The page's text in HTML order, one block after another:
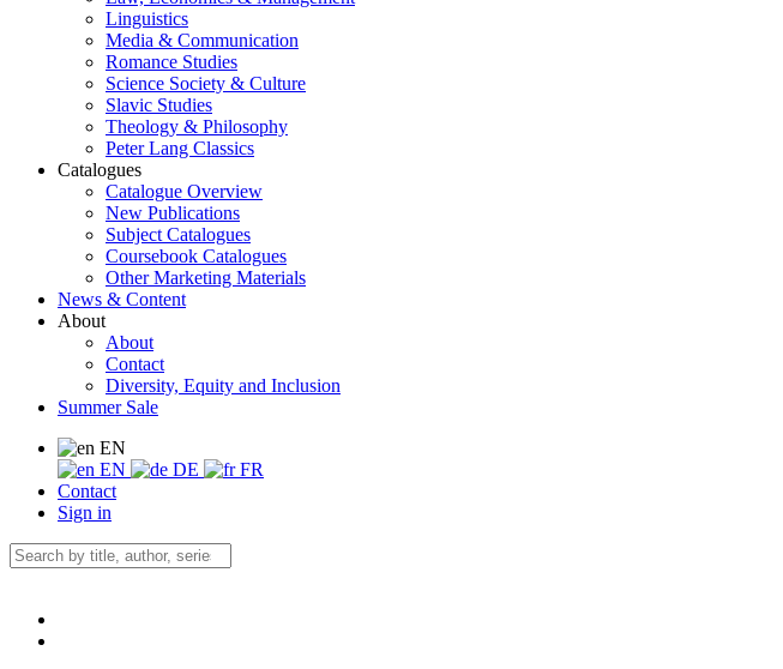
Linguistics
Media & Communication
Romance Studies
Science Society & Culture
Slavic Studies
Theology & Philosophy
Peter Lang Classics
Catalogues
Catalogue Overview
New Publications
Subject Catalogues
Coursebook Catalogues
Other Marketing Materials
News & Content
About
About
Contact
Diversity, Equity and Inclusion
Summer Sale
EN
EN
DE
FR
Contact
Sign in